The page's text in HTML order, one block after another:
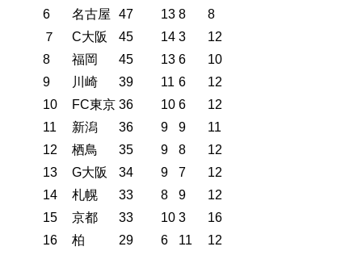
6
名古屋 47 13 8
8
７
C大阪 45 14 3
12
8
福岡 45 13 6
10
9
川崎 39 11 6
12
10
FC東京 36 10 6
12
11
新潟 36 9 9
11
12
栖鳥 35 9 8
12
13
G大阪 34 9 7
12
14
札幌 33 8 9
12
15
京都 33 10 3
16
16
柏 29 6 11
12